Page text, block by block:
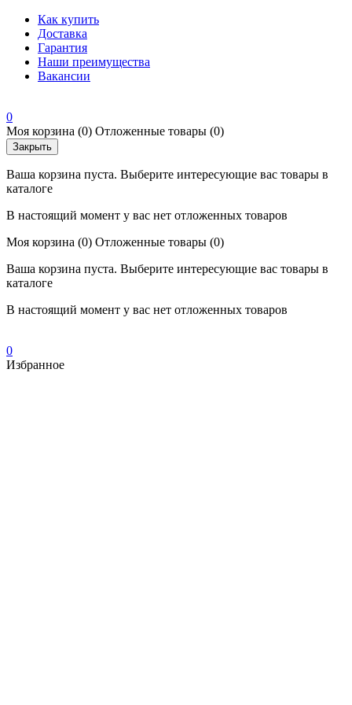
Как купить
Доставка
Гарантия
Наши преимущества
Вакансии
0
Моя корзина (0) Отложенные товары (0)
Закрыть
Ваша корзина пуста. Выберите интересующие вас товары в
каталоге
В настоящий момент у вас нет отложенных товаров
Моя корзина (0) Отложенные товары (0)
Ваша корзина пуста. Выберите интересующие вас товары в
каталоге
В настоящий момент у вас нет отложенных товаров
0
Избранное